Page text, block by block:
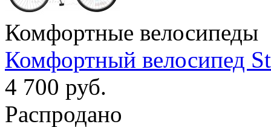
Комфортные велосипеды
Комфортный велосипед
4 700 руб.
Распродано